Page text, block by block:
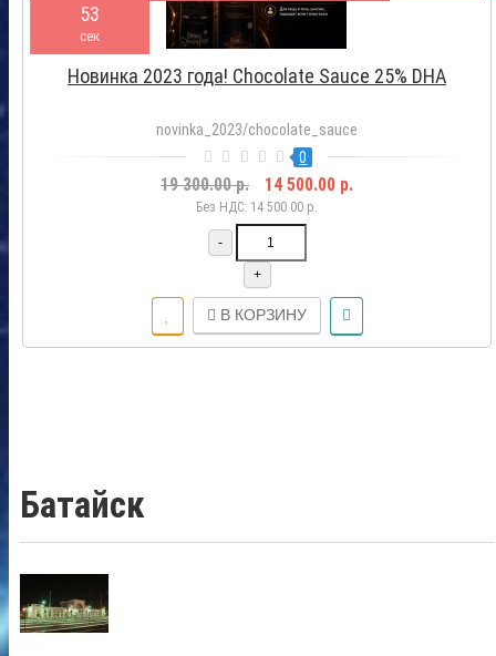
52
сек
Новинка 2023 года! Chocolate Sauce 25% DHA
novinka_2023/chocolate_sauce
0
19 300.00 р. 14 500.00 р.
Без НДС: 14 500.00 р.
-
+
В КОРЗИНУ
Батайск